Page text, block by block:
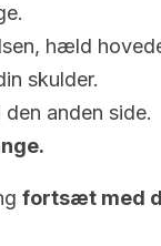
hæld
skulder.
anden side.
fortsæt med